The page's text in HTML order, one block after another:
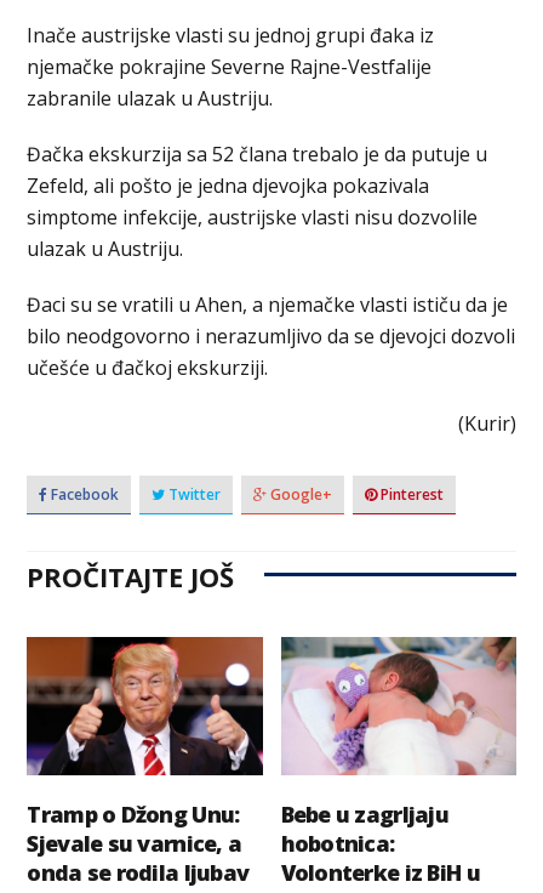
Inače austrijske vlasti su jednoj grupi đaka iz
njemačke pokrajine Severne Rajne-Vestfalije
zabranile ulazak u Austriju.
Đačka ekskurzija sa 52 člana trebalo je da putuje u
Zefeld, ali pošto je jedna djevojka pokazivala
simptome infekcije, austrijske vlasti nisu dozvolile
ulazak u Austriju.
Đaci su se vratili u Ahen, a njemačke vlasti ističu da je
bilo neodgovorno i nerazumljivo da se djevojci dozvoli
učešće u đačkoj ekskurziji.
(Kurir)
Facebook Twitter Google+ Pinterest
PROČITAJTE JOŠ
Tramp o Džong Unu:
Sjevale su varnice, a
onda se rodila ljubav
Bebe u zagrljaju
hobotnica:
Volonterke iz BiH u